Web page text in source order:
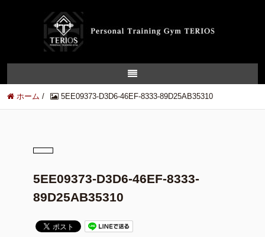
ホーム / 5EE09373-D3D6-46EF-8333-89D25AB35310
5EE09373-D3D6-46EF-8333-
89D25AB35310